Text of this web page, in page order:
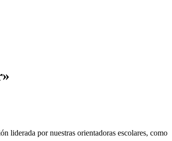
liderada por nuestras orientadoras escolares, como